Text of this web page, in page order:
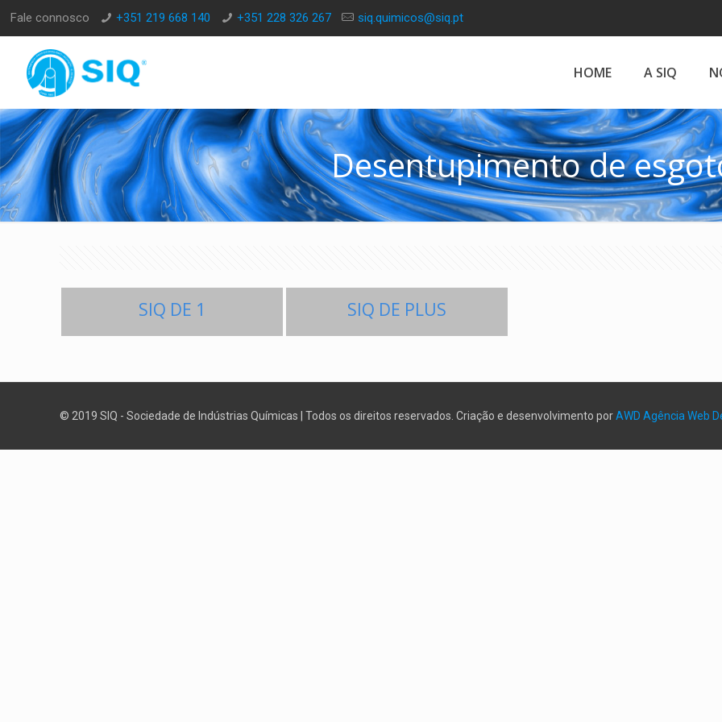
Fale connosco +351 219 668 140 +351 228 326 267 siq.quimicos@siq.pt
HOME A SIQ
Desentupimento de
SIQ DE 1 SIQ DE PLUS
© 2019 SIQ - Sociedade de Indústrias Químicas | Todos os direitos reservados. Criação e desenvolvimento porAWD Agência Web